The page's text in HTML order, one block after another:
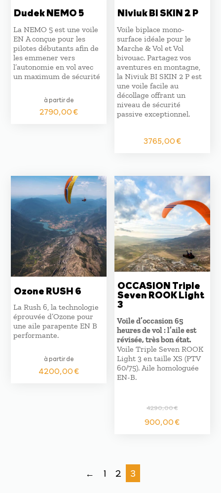
Dudek NEMO 5
La NEMO 5 est une voile
EN A conçue pour les
pilotes débutants afin de
les emmener vers
l’autonomie en vol avec
un maximum de sécurité
à partir de
2790,00€
Niviuk BI SKIN 2 P
Voile biplace mono-
surface idéale pour le
Marche & Vol et Vol
bivouac. Partagez vos
aventures en montagne,
la Niviuk BI SKIN 2 P est
une voile facile au
décollage offrant un
niveau de sécurité
passive exceptionnel.
3765,00€
Ozone RUSH 6
La Rush 6, la technologie
éprouvée d’Ozone pour
une aile parapente EN B
performante.
à partir de
4200,00€
OCCASION Triple
Seven ROOK Light
3
Voile d’occasion 65
heures de vol : l’aile est
révisée, très bon état.
Voile Triple Seven ROOK
Light 3 en taille XS (PTV
60/75). Aile homologuée
EN-B.
4290,00€
Le
prix
900,00€Le
← 1 2 3